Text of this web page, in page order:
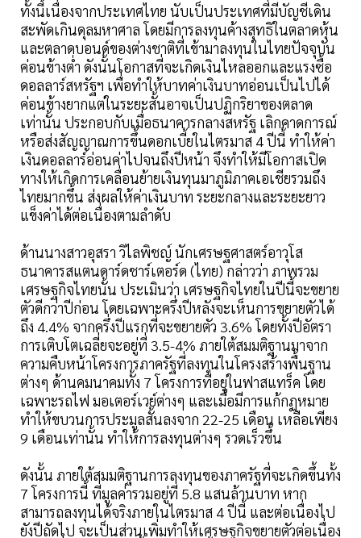
ทั้งนี้เนื่องจากประเทศไทย นับเป็นประเทศที่มีบัญชีเดิน
สะพัดเกินดุลมหาศาล โดยมีการลงทุนค้างสุทธิในตลาดหุ้น
และตลาดบอนด์ของต่างชาติที่เข้ามาลงทุนในไทยปัจจุบัน
ค่อนข้างต่ำ ดังนั้นโอกาสที่จะเกิดเงินไหลออกและแรงซื้อ
ดอลลาร์สหรัฐฯ เพื่อทำให้บาทค่าเงินบาทอ่อนเป็นไปได้
ค่อนข้างยากแต่ในระยะสั้นอาจเป็นปฏิกริยาของตลาด
เท่านั้น ประกอบกับเมื่อธนาคารกลางสหรัฐ เลิกคาดการณ์
หรือส่งสัญญาณการขึ้นดอกเบี้ยในไตรมาส 4 ปีนี้ ทำให้ค่า
เงินดอลลาร์อ่อนค่าไปจนถึงปีหน้า จึงทำให้มีโอกาสเปิด
ทางให้เกิดการเคลื่อนย้ายเงินทุนมาภูมิภาคเอเชียรวมถึง
ไทยมากขึ้น ส่งผลให้ค่าเงินบาท ระยะกลางและระยะยาว
แข็งค่าได้ต่อเนื่องตามลำดับ
ด้านนางสาวอุสรา วิไลพิชญ์ นักเศรษฐศาสตร์อาวุโส
ธนาคารสแตนดาร์ดชาร์เตอร์ด (ไทย) กล่าวว่า ภาพรวม
เศรษฐกิจไทยนั้น ประเมินว่า เศรษฐกิจไทยในปีนี้จะขยาย
ตัวดีกว่าปีก่อน โดยเฉพาะครึ่งปีหลังจะเห็นการขยายตัวได้
ถึง 4.4% จากครึ่งปีแรกที่จะขยายตัว 3.6% โดยทั้งปีอัตรา
การเติบโตเฉลี่ยจะอยู่ที่ 3.5-4% ภายใต้สมมติฐานมาจาก
ความคืบหน้าโครงการภาครัฐที่ลงทุนในโครงสร้างพื้นฐาน
ต่างๆ ด้านคมนาคมทั้ง 7 โครงการที่อยู่ในฟาสแทร็ค โดย
เฉพาะรถไฟ มอเตอร์เวย์ต่างๆ และเมื่อมีการแก้กฏหมาย
ทำให้ขบวนการประมูลสั้นลงจาก 22-25 เดือน เหลือเพียง
9 เดือนเท่านั้น ทำให้การลงทุนต่างๆ รวดเร็วขึ้น
ดังนั้น ภายใต้สมมติฐานการลงทุนของภาครัฐที่จะเกิดขึ้นทั้ง
7 โครงการนี้ ที่มูลค่ารวมอยู่ที่ 5.8 แสนล้านบาท หาก
สามารถลงทุนได้จริงภายในไตรมาส 4 ปีนี้ และต่อเนื่องไป
ยังปีถัดไป จะเป็นส่วนเพิ่มทำให้เศรษฐกิจขยายตัวต่อเนื่อง